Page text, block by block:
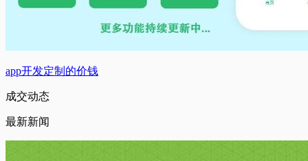
app开发定制的价钱
成交动态
最新新闻